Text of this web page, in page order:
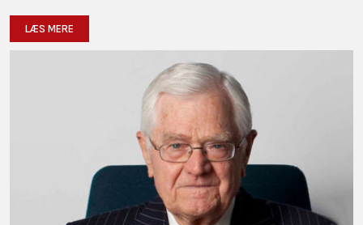
LÆS MERE